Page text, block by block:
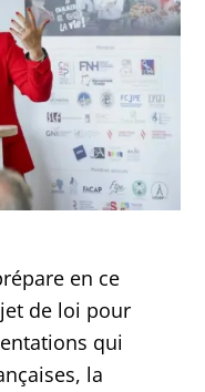
en ce
de loi pour
qui
la